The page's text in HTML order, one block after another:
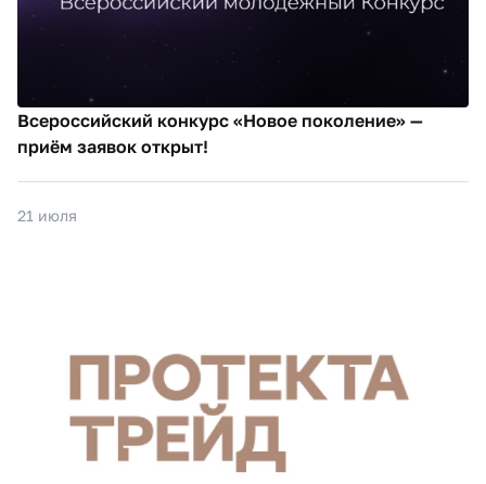
Всероссийский конкурс «Новое поколение» —
приём заявок открыт!
21 июля